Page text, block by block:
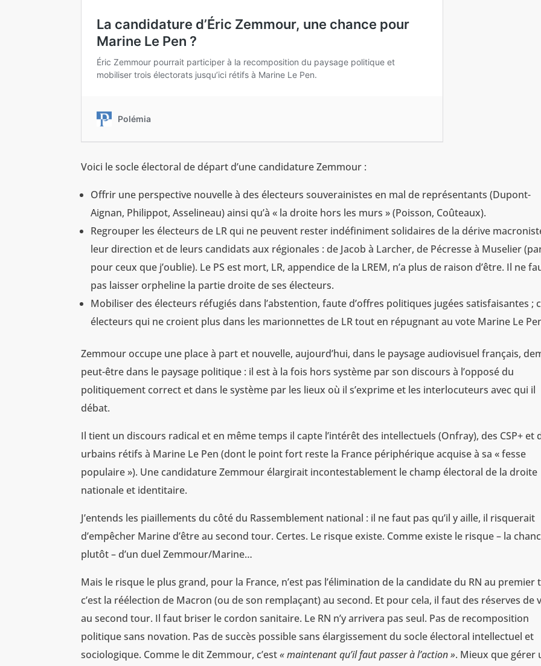
Voici le socle électoral de départ d’une candidature Zemmour :
Offrir une perspective nouvelle à des électeurs souverainistes en mal de représentants (Dupont-
Aignan, Philippot, Asselineau) ainsi qu’à « la droite hors les murs » (Poisson, Coûteaux).
Regrouper les électeurs de LR qui ne peuvent rester indéfiniment solidaires de la dérive
leur direction et de leurs candidats aux régionales : de Jacob à Larcher, de Pécresse à Muselier
pour ceux que j’oublie). Le PS est mort, LR, appendice de la LREM, n’a plus de raison d’être. Il ne
pas laisser orpheline la partie droite de ses électeurs.
Mobiliser des électeurs réfugiés dans l’abstention, faute d’offres politiques jugées satisfaisantes ;
électeurs qui ne croient plus dans les marionnettes de LR tout en répugnant au vote Marine Le
Zemmour occupe une place à part et nouvelle, aujourd’hui, dans le paysage audiovisuel français,
peut-être dans le paysage politique : il est à la fois hors système par son discours à l’opposé du
politiquement correct et dans le système par les lieux où il s’exprime et les interlocuteurs avec qui il
débat.
Il tient un discours radical et en même temps il capte l’intérêt des intellectuels (Onfray), des CSP+ et
urbains rétifs à Marine Le Pen (dont le point fort reste la France périphérique acquise à sa « fesse
populaire »). Une candidature Zemmour élargirait incontestablement le champ électoral de la droite
nationale et identitaire.
J’entends les piaillements du côté du Rassemblement national : il ne faut pas qu’il y aille, il risquerait
d’empêcher Marine d’être au second tour. Certes. Le risque existe. Comme existe le risque – la
plutôt – d’un duel Zemmour/Marine…
Mais le risque le plus grand, pour la France, n’est pas l’élimination de la candidate du RN au premier
c’est la réélection de Macron (ou de son remplaçant) au second. Et pour cela, il faut des réserves de
au second tour. Il faut briser le cordon sanitaire. Le RN n’y arrivera pas seul. Pas de recomposition
politique sans novation. Pas de succès possible sans élargissement du socle électoral intellectuel et
sociologique. Comme le dit Zemmour, c’est« maintenant qu’il faut passer à l’action ». Mieux que gérer